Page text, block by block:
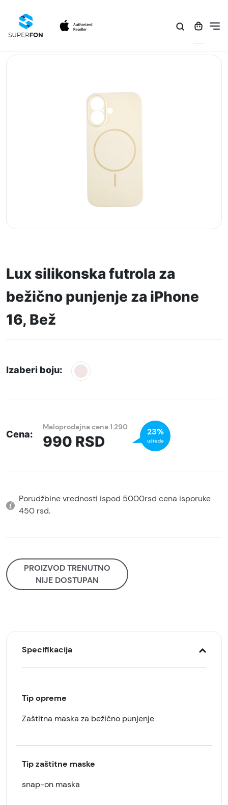
Lux silikonska futrola za
bežično punjenje za iPhone
16, Bež
Izaberi boju:
Cena:
Maloprodajna cena1.290
990 RSD
23%
uštede
Porudžbine vrednosti ispod 5000rsd cena isporuke
450 rsd.
PROIZVOD TRENUTNO
NIJE DOSTUPAN
Specifikacija
Tip opreme
Zaštitna maska za bežično punjenje
Tip zaštitne maske
snap-on maska